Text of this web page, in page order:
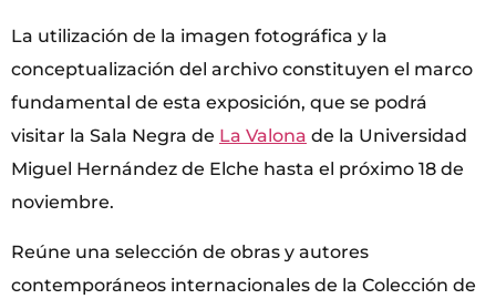
La utilización de la imagen fotográfica y la
conceptualización del archivo constituyen el marco
fundamental de esta exposición, que se podrá
visitar la Sala Negra de La Valona de la Universidad
Miguel Hernández de Elche hasta el próximo 18 de
noviembre.
Reúne una selección de obras y autores
contemporáneos internacionales de la Colección de